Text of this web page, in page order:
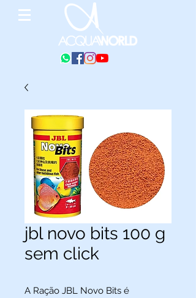
jbl novo bits 100 g
sem click
A Ração JBL Novo Bits é